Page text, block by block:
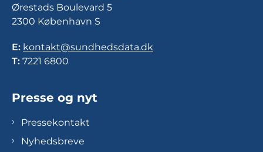
Ørestads Boulevard 5
2300 København S
E: kontakt@sundhedsdata.dk
T: 7221 6800
Presse og nyt
Pressekontakt
Nyhedsbreve